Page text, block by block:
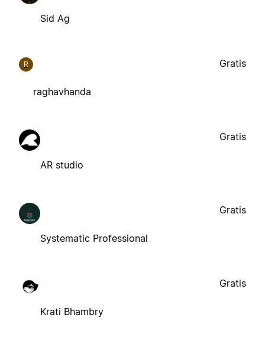
Sid Ag
R
raghavhanda
Gratis
AR studio
Gratis
Systematic Professional
Gratis
Krati Bhambry
Gratis